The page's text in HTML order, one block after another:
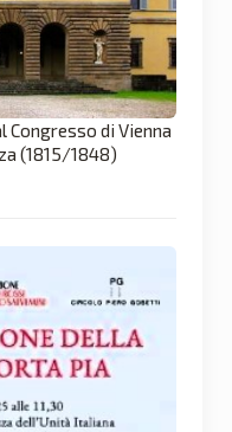
Congresso di Vienna
(1815/1848)